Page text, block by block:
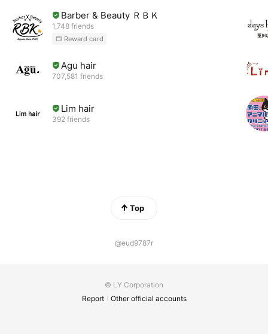
Barber & Beauty ＲＢＫ
1,748 friends
Reward card
Agu hair
707,581 friends
Lim hair
392 friends
Top
@eud9787r
© LY Corporation
Report
Other official accounts